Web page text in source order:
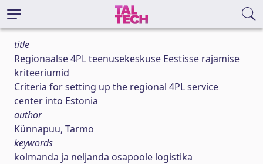
title
Regionaalse 4PL teenusekeskuse Eestisse rajamise
kriteeriumid
Criteria for setting up the regional 4PL service
center into Estonia
author
Künnapuu, Tarmo
keywords
kolmanda ja neljanda osapoole logistika